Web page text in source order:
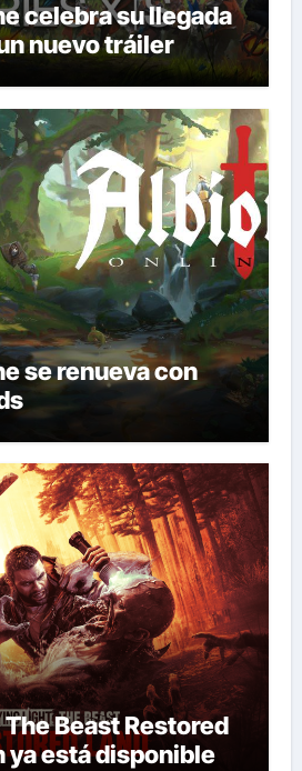
celebra su llegada
nuevo tráiler
se renueva con
Beast Restored
ya está disponible